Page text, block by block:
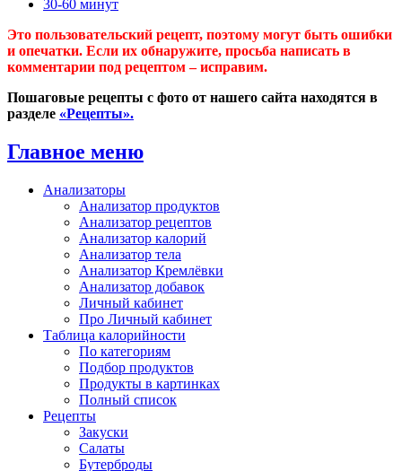
30-60 минут
Это пользовательский рецепт, поэтому могут быть ошибки
и опечатки. Если их обнаружите, просьба написать в
комментарии под рецептом – исправим.
Пошаговые рецепты с фото от нашего сайта находятся в
разделе «Рецепты».
Главное меню
Анализаторы
Анализатор продуктов
Анализатор рецептов
Анализатор калорий
Анализатор тела
Анализатор Кремлёвки
Анализатор добавок
Личный кабинет
Про Личный кабинет
Таблица калорийности
По категориям
Подбор продуктов
Продукты в картинках
Полный список
Рецепты
Закуски
Салаты
Бутерброды